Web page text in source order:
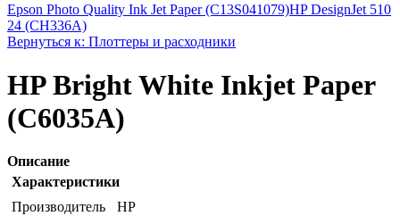
Epson Photo Quality Ink Jet Paper (C13S041079)HP DesignJet 510
24 (CH336A)
Вернуться к: Плоттеры и расходники
HP Bright White Inkjet Paper
(C6035A)
Описание
Характеристики
Производитель
HP